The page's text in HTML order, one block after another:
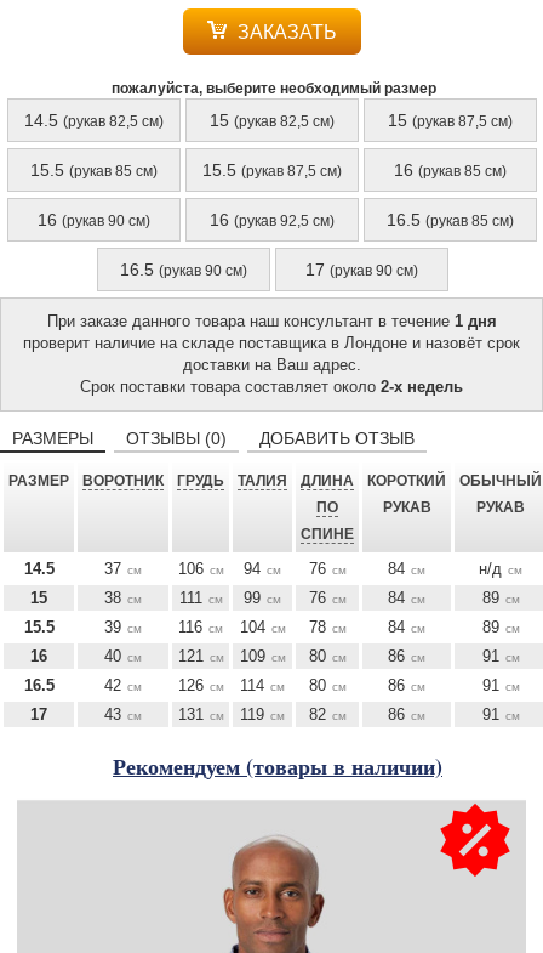
ЗАКАЗАТЬ
пожалуйста, выберите необходимый размер
14.5 (рукав 82,5 см) 15 (рукав 82,5 см) 15 (рукав 87,5 см)
15.5 (рукав 85 см) 15.5 (рукав 87,5 см) 16 (рукав 85 см)
16 (рукав 90 см) 16 (рукав 92,5 см) 16.5 (рукав 85 см)
16.5 (рукав 90 см) 17 (рукав 90 см)
При заказе данного товара наш консультант в течение 1 дня
проверит наличие на складе поставщика в Лондоне и назовёт срок
доставки на Ваш адрес.
Срок поставки товара составляет около 2-х недель
РАЗМЕРЫ ОТЗЫВЫ (0) ДОБАВИТЬ ОТЗЫВ
РАЗМЕР ВОРОТНИК ГРУДЬ ТАЛИЯ
ДЛИНА
ПО
СПИНЕ
КОРОТКИЙ
РУКАВ
ОБЫЧНЫЙ
РУКАВ
14.5 37 см 106 см 94 см 76 см 84 см н/д см
15 38 см 111 см 99 см 76 см 84 см 89 см
15.5 39 см 116 см 104 см 78 см 84 см 89 см
16 40 см 121 см 109 см 80 см 86 см 91 см
16.5 42 см 126 см 114 см 80 см 86 см 91 см
17 43 см 131 см 119 см 82 см 86 см 91 см
Рекомендуем (товары в наличии)